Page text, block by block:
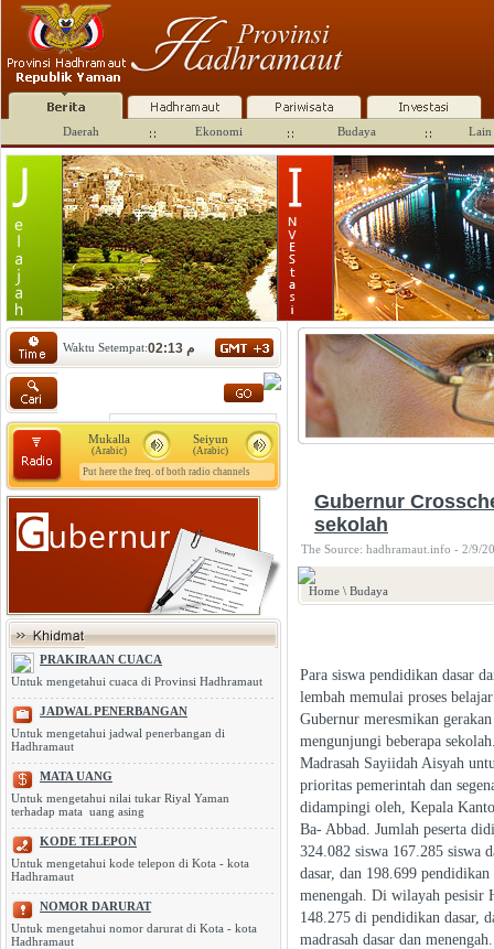
Daerah Ekonomi Budaya Lain
Waktu Setempat: 02:13 م
Seiyun
(Arabic)
Mukalla
(Arabic)
Put here the freq. of both radio channels
PRAKIRAAN CUACA
Untuk mengetahui cuaca di Provinsi Hadhramaut
JADWAL PENERBANGAN
Untuk mengetahui jadwal penerbangan di
Hadhramaut
MATA UANG
Untuk mengetahui nilai tukar Riyal Yaman
terhadap mata uang asing
KODE TELEPON
Untuk mengetahui kode telepon di Kota - kota
Hadhramaut
NOMOR DARURAT
Untuk mengetahui nomor darurat di Kota - kota
Hadhramaut
Gubernur
sekolah
The Source: hadhramaut.info - 2/9/
Home \ Budaya
Para siswa pendidikan dasar
lembah memulai proses
Gubernur meresmikan
mengunjungi beberapa
Madrasah Sayiidah Aisyah
prioritas pemerintah dan
didampingi oleh, Kepala
Ba- Abbad. Jumlah peserta
324.082 siswa 167.285 siswa
dasar, dan 198.699
menengah. Di wilayah pesisir
148.275 di pendidikan dasar,
madrasah dasar dan